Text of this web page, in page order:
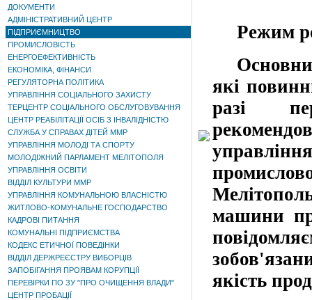
ДОКУМЕНТИ
АДМІНІСТРАТИВНИЙ ЦЕНТР
ПІДПРИЄМНИЦТВО
ПРОМИСЛОВІСТЬ
ЕНЕРГОЕФЕКТИВНІСТЬ
ЕКОНОМІКА, ФІНАНСИ
РЕГУЛЯТОРНА ПОЛІТИКА
УПРАВЛІННЯ СОЦІАЛЬНОГО ЗАХИСТУ
ТЕРЦЕНТР СОЦІАЛЬНОГО ОБСЛУГОВУВАННЯ
ЦЕНТР РЕАБІЛІТАЦІЇ ОСІБ З ІНВАЛІДНІСТЮ
СЛУЖБА У СПРАВАХ ДІТЕЙ ММР
УПРАВЛІННЯ МОЛОДІ ТА СПОРТУ
МОЛОДІЖНИЙ ПАРЛАМЕНТ МЕЛІТОПОЛЯ
УПРАВЛІННЯ ОСВІТИ
ВІДДІЛ КУЛЬТУРИ ММР
УПРАВЛІННЯ КОМУНАЛЬНОЮ ВЛАСНІСТЮ
ЖИТЛОВО-КОМУНАЛЬНЕ ГОСПОДАРСТВО
КАДРОВІ ПИТАННЯ
КОМУНАЛЬНІ ПІДПРИЄМСТВА
КОДЕКС ЕТИЧНОЇ ПОВЕДІНКИ
ВІДДІЛ ДЕРЖРЕЄСТРУ ВИБОРЦІВ
ЗАПОБІГАННЯ ПРОЯВАМ КОРУПЦІЇ
ПЕРЕВІРКИ ПО ЗУ "ПРО ОЧИЩЕННЯ ВЛАДИ"
ЦЕНТР ПРОБАЦІЇ
Режим
які
разі
машини
якість